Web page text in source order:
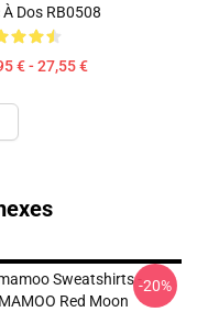
À Dos RB0508
€ - 27,55 €
Sweatshirts -
Red Moon
-20%